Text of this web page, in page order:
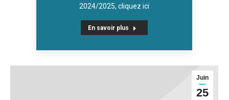
2024/2025, cliquez ici
En savoir plus
Juin
25